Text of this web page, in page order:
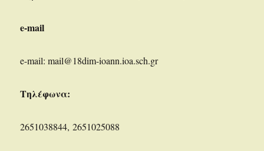
e-mail
e-mail: mail@18dim-ioann.ioa.sch.gr
Τηλέφωνα:
2651038844, 2651025088